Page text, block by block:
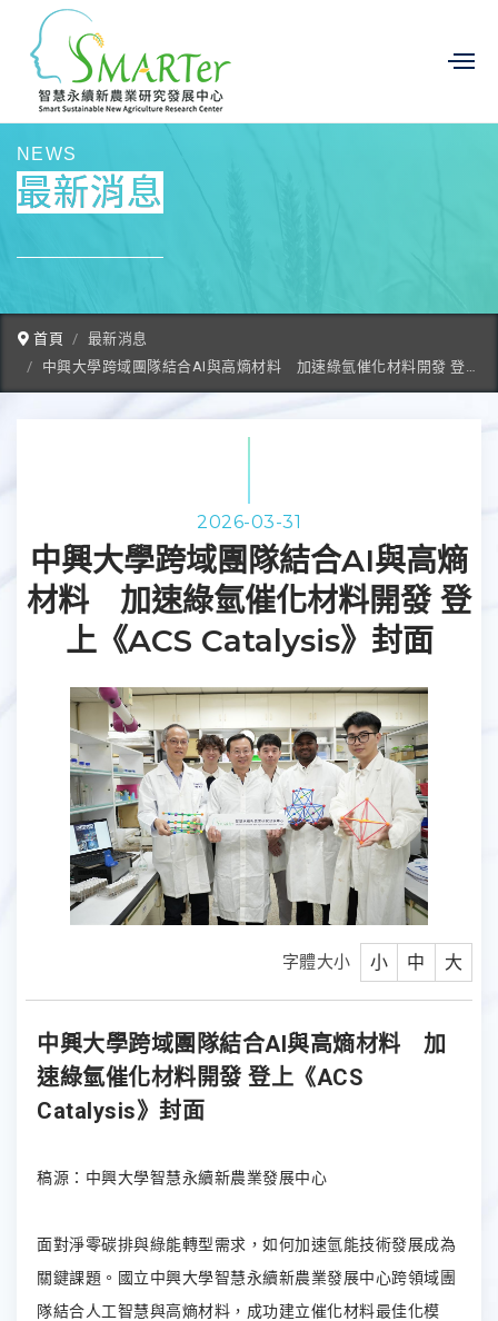
NEWS
最新消息
首頁
最新消息
中興大學跨域團隊結合AI與高熵材料 加速綠氫催化材料開發 登上《ACS Catalysis》封面
2026-03-31
中興大學跨域團隊結合AI與高熵
材料 加速綠氫催化材料開發 登
上《ACS Catalysis》封面
字體大小 小 中 大
中興大學跨域團隊結合AI與高熵材料 加
速綠氫催化材料開發 登上《ACS
Catalysis》封面
稿源：中興大學智慧永續新農業發展中心
面對淨零碳排與綠能轉型需求，如何加速氫能技術發展成為
關鍵課題。國立中興大學智慧永續新農業發展中心跨領域團
隊結合人工智慧與高熵材料，成功建立催化材料最佳化模